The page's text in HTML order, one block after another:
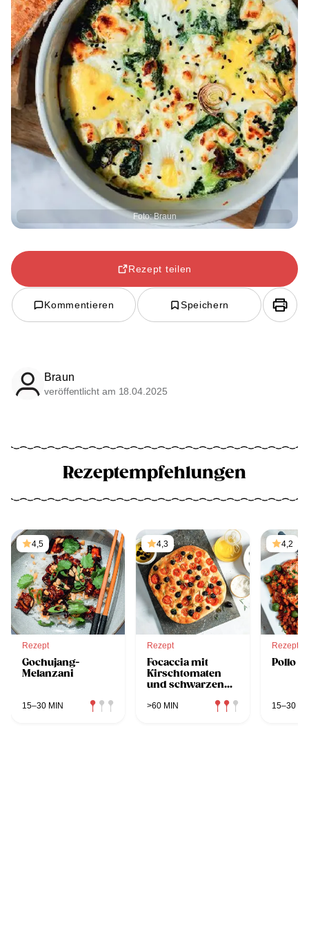
Foto: Braun
Rezept teilen
Kommentieren Speichern
Braun
veröffentlicht am 18.04.2025
Rezeptempfehlungen
4,5
Rezept
Gochujang-
Melanzani
15–30 MIN
4,3
Rezept
Focaccia mit
Kirschtomaten
und schwarzen
>60 MIN
4,2
Rezept
Pollo
15–30